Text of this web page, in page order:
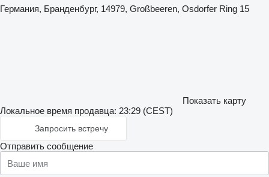
Германия, Бранденбург, 14979, Großbeeren, Osdorfer Ring 15
Показать карту
Локальное время продавца: 23:29 (CEST)
Запросить встречу
Отправить сообщение